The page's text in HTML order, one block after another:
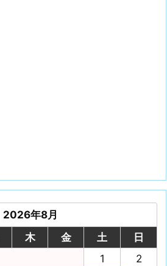
2026年8月
木 金 土
日
1
2